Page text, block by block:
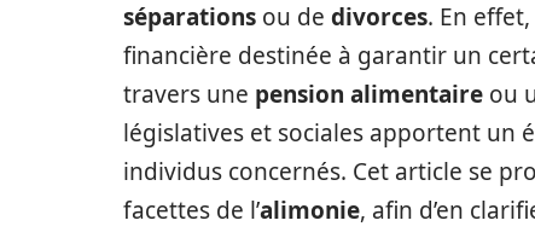
séparations ou de divorces. En effet,
financière destinée à garantir un
travers une pension alimentaire ou
législatives et sociales apportent un
individus concernés. Cet article se
facettes de l’alimonie, afin d’en